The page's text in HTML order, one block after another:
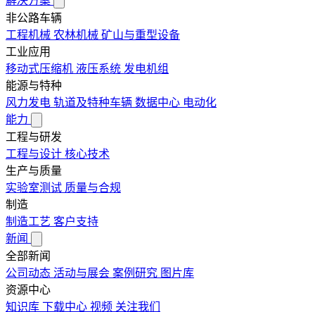
非公路车辆
工程机械 农林机械 矿山与重型设备
工业应用
移动式压缩机 液压系统 发电机组
能源与特种
风力发电 轨道及特种车辆 数据中心 电动化
能力
工程与研发
工程与设计 核心技术
生产与质量
实验室测试 质量与合规
制造
制造工艺 客户支持
新闻
全部新闻
公司动态 活动与展会 案例研究 图片库
资源中心
知识库 下载中心 视频 关注我们